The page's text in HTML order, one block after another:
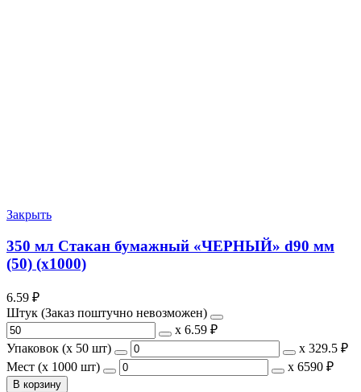
Закрыть
350 мл Стакан бумажный «ЧЕРНЫЙ» d90 мм
(50) (х1000)
6.59 ₽
Штук (Заказ поштучно невозможен)
х 6.59 ₽
Упаковок (x 50 шт)
х 329.5 ₽
Мест (x 1000 шт)
х 6590 ₽
В корзину